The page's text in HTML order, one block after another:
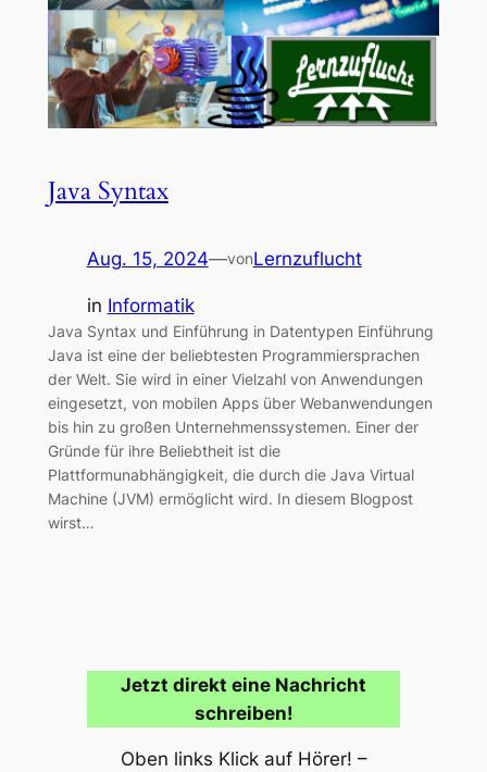
Java Syntax
Aug. 15, 2024—vonLernzuflucht
in Informatik
Java Syntax und Einführung in Datentypen Einführung
Java ist eine der beliebtesten Programmiersprachen
der Welt. Sie wird in einer Vielzahl von Anwendungen
eingesetzt, von mobilen Apps über Webanwendungen
bis hin zu großen Unternehmenssystemen. Einer der
Gründe für ihre Beliebtheit ist die
Plattformunabhängigkeit, die durch die Java Virtual
Machine (JVM) ermöglicht wird. In diesem Blogpost
wirst…
Jetzt direkt eine Nachricht
schreiben!
Oben links Klick auf Hörer! –